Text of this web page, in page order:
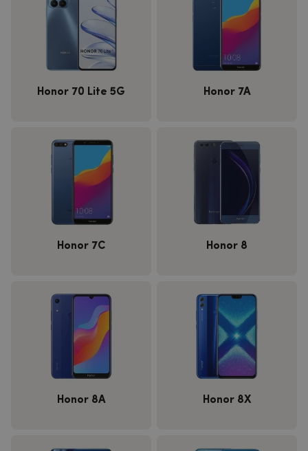
Honor 70 Lite 5G Honor 7A
Honor 7C Honor 8
Honor 8A Honor 8X